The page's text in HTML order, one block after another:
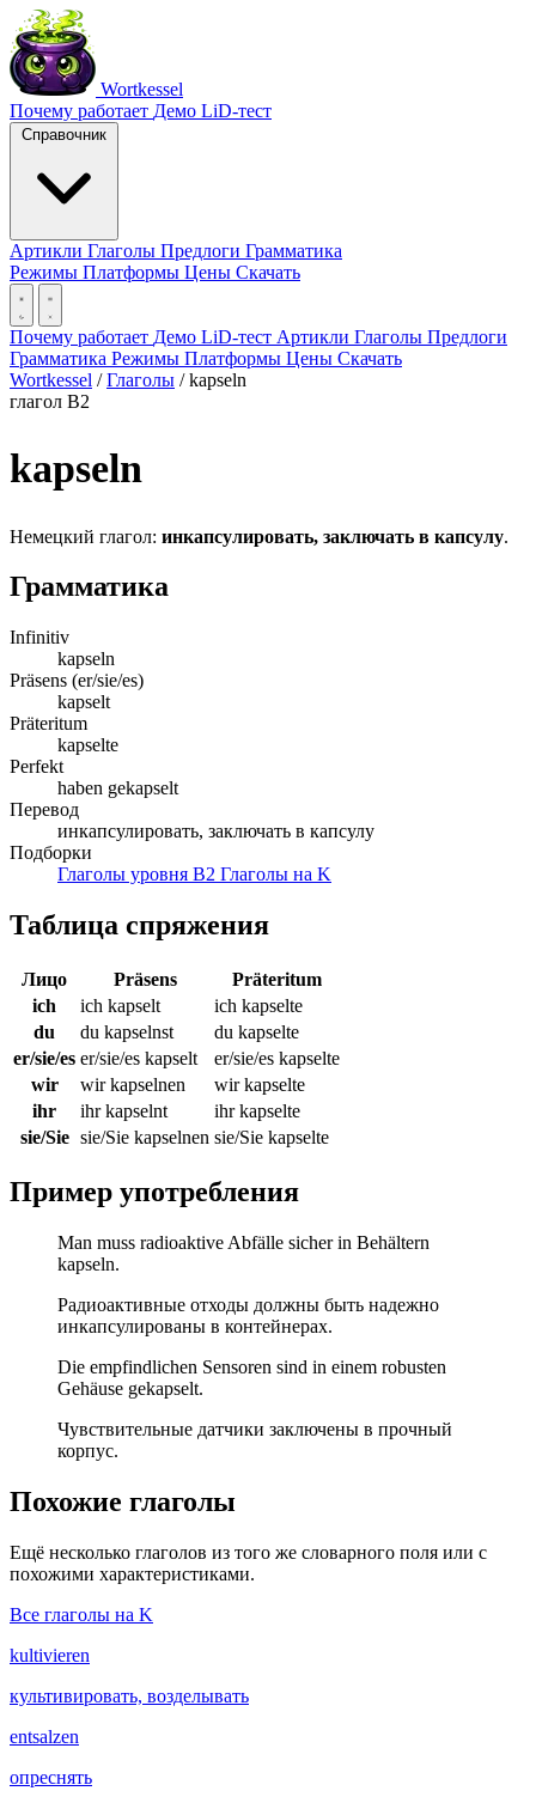
Wortkessel
Почему работает Демо LiD-тест
Справочник
Артикли Глаголы Предлоги Грамматика
Режимы Платформы Цены Скачать
Почему работает Демо LiD-тест Артикли Глаголы Предлоги
Грамматика Режимы Платформы Цены Скачать
Wortkessel / Глаголы / kapseln
глагол B2
kapseln
Немецкий глагол: инкапсулировать, заключать в капсулу.
Грамматика
Infinitiv
kapseln
Präsens (er/sie/es)
kapselt
Präteritum
kapselte
Perfekt
haben gekapselt
Перевод
инкапсулировать, заключать в капсулу
Подборки
Глаголы уровня B2 Глаголы на K
Таблица спряжения
Лицо Präsens
Präteritum
ich
ich kapselt
ich kapselte
du
du kapselnst
du kapselte
er/sie/es er/sie/es kapselt
er/sie/es kapselte
wir
wir kapselnen
wir kapselte
ihr
ihr kapselnt
ihr kapselte
sie/Sie sie/Sie kapselnen sie/Sie kapselte
Пример употребления
Man muss radioaktive Abfälle sicher in Behältern
kapseln.
Радиоактивные отходы должны быть надежно
инкапсулированы в контейнерах.
Die empfindlichen Sensoren sind in einem robusten
Gehäuse gekapselt.
Чувствительные датчики заключены в прочный
корпус.
Похожие глаголы
Ещё несколько глаголов из того же словарного поля или с
похожими характеристиками.
Все глаголы на K
kultivieren
культивировать, возделывать
entsalzen
опреснять